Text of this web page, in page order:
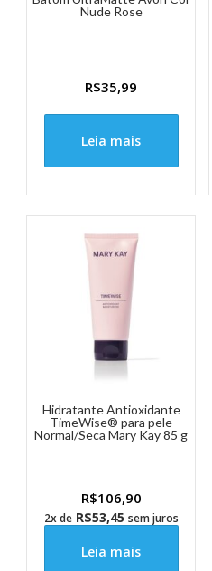
Nude Rose
R$35,99
Leia mais
Hidratante Antioxidante
TimeWise® para pele
Normal/Seca Mary Kay 85 g
R$106,90
2x de R$53,45 sem juros
Leia mais